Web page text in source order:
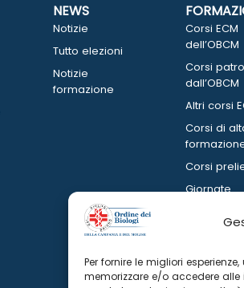
Per fornire le migliori
memorizzare e/o accedere
NEWS
Notizie
Tutto elezioni
Notizie
formazione
Corsi ECM
dell’OBCM
Corsi
dall’OBCM
Altri corsi
Corsi di
Corsi
Giornate